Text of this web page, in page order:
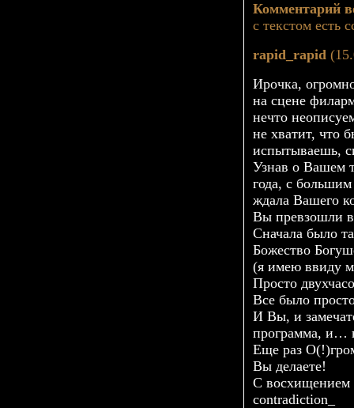
Комментарий
с текстом есть
rapid_rapid
Ирочка,
на сцене
нечто
не хватит, что
испытываешь,
Узнав о Вашем
года, с
ждала Вашего
Вы превзошли
Сначала было
Божество
(я имею ввиду
Просто
Все было
И Вы, и
программа, и…
Еще раз
Вы делаете!
С восхищением
contradiction_